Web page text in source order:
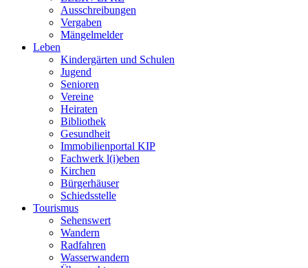
Ausschreibungen
Vergaben
Mängelmelder
Leben
Kindergärten und Schulen
Jugend
Senioren
Vereine
Heiraten
Bibliothek
Gesundheit
Immobilienportal KIP
Fachwerk l(i)eben
Kirchen
Bürgerhäuser
Schiedsstelle
Tourismus
Sehenswert
Wandern
Radfahren
Wasserwandern